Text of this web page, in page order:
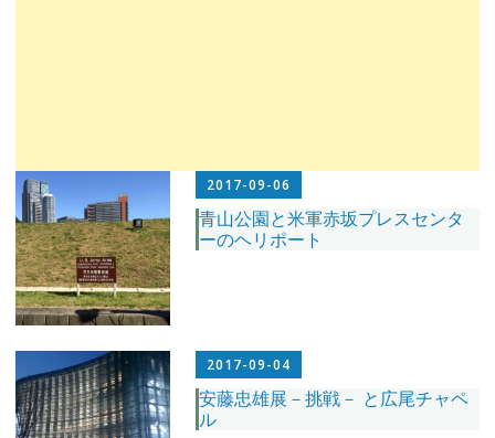
2017-09-06
青山公園と米軍赤坂プレスセンタ
ーのヘリポート
2017-09-04
安藤忠雄展－挑戦－ と広尾チャペ
ル